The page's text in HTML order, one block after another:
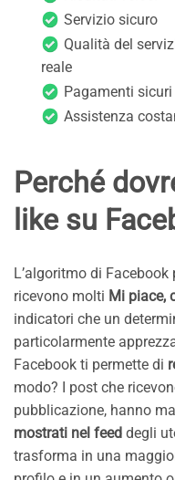
Servizio sicuro
Qualità del
reale
Pagamenti sicuri
Assistenza
Perché
like su
L’algoritmo di
ricevono molti Mi piace,
indicatori che un
particolarmente
Facebook ti permette di
modo? I post che
pubblicazione, hanno
mostrati nel feed degli
trasforma in una